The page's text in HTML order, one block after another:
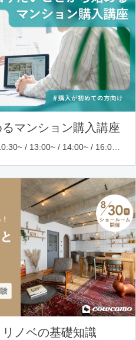
マンション購入講座
木・金・土・日・祝日開催 10:30~ / 13:00~ / 14:00~ / 16:00~ / 17:00~/ 18:30~/ 19:30~
ノベの基礎知識